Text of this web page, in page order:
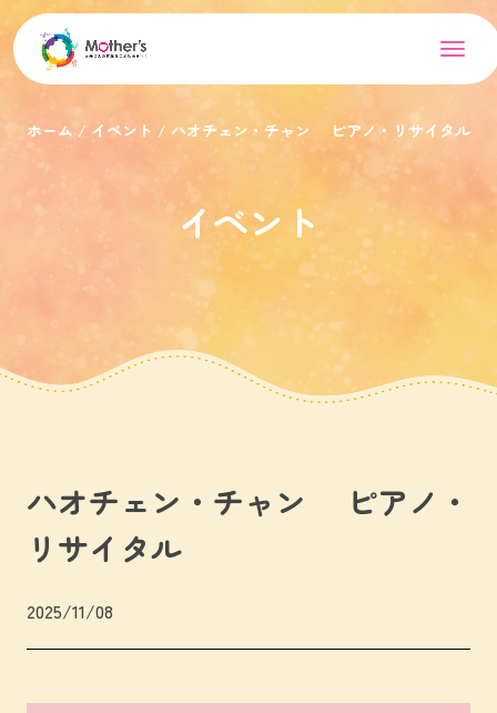
ホーム イベント ハオチェン・チャン ピアノ・リサイタル
イベント
ハオチェン・チャン ピアノ・
リサイタル
2025/11/08